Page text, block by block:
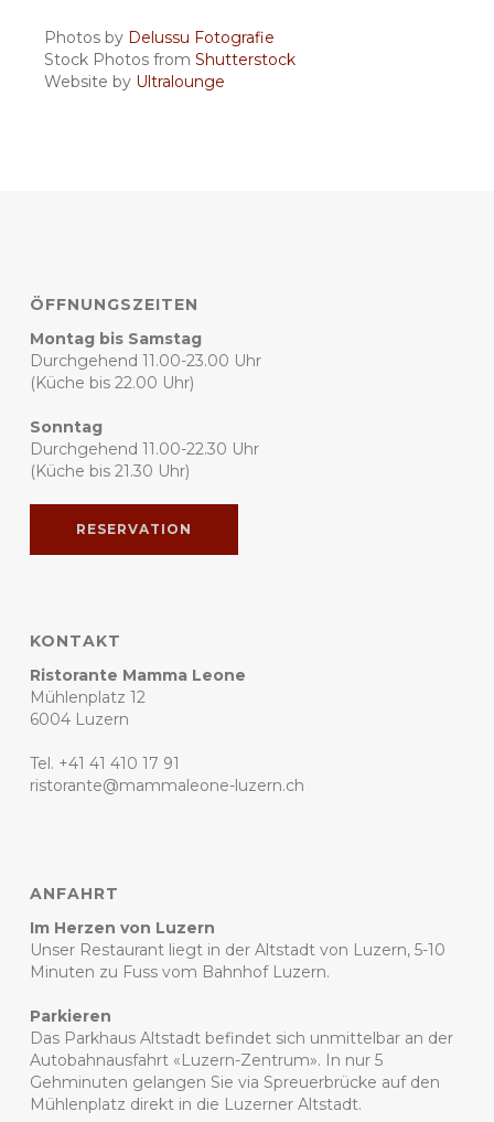
Photos by Delussu Fotografie
Stock Photos fromShutterstock
Website by Ultralounge
ÖFFNUNGSZEITEN
Montag bis Samstag
Durchgehend 11.00-23.00 Uhr
(Küche bis 22.00 Uhr)
Sonntag
Durchgehend 11.00-22.30 Uhr
(Küche bis 21.30 Uhr)
RESERVATION
KONTAKT
Ristorante Mamma Leone
Mühlenplatz 12
6004 Luzern
Tel. +41 41 410 17 91
ristorante@mammaleone-luzern.ch
ANFAHRT
Im Herzen von Luzern
Unser Restaurant liegt in der Altstadt von Luzern, 5-10
Minuten zu Fuss vom Bahnhof Luzern.
Parkieren
Das Parkhaus Altstadt befindet sich unmittelbar an der
Autobahnausfahrt «Luzern-Zentrum». In nur 5
Gehminuten gelangen Sie via Spreuerbrücke auf den
Mühlenplatz direkt in die Luzerner Altstadt.